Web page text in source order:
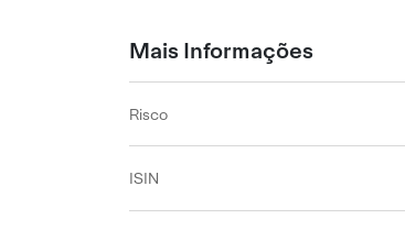
Mais Informações
Risco
ISIN